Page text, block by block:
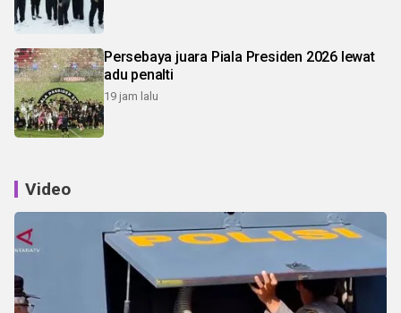
Persebaya juara Piala Presiden 2026 lewat
adu penalti
19 jam lalu
Video